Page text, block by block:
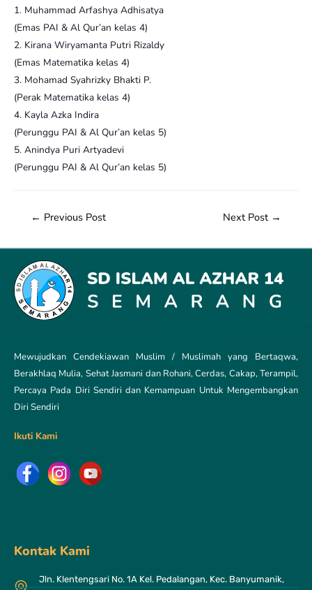
1. Muhammad Arfashya Adhisatya
(Emas PAI & Al Qur’an kelas 4)
2. Kirana Wiryamanta Putri Rizaldy
(Emas Matematika kelas 4)
3. Mohamad Syahrizky Bhakti P.
(Perak Matematika kelas 4)
4. Kayla Azka Indira
(Perunggu PAI & Al Qur’an kelas 5)
5. Anindya Puri Artyadevi
(Perunggu PAI & Al Qur’an kelas 5)
← Previous Post Next Post →
Mewujudkan Cendekiawan Muslim / Muslimah yang Bertaqwa,
Berakhlaq Mulia, Sehat Jasmani dan Rohani, Cerdas, Cakap, Terampil,
Percaya Pada Diri Sendiri dan Kemampuan Untuk Mengembangkan
Diri Sendiri
Ikuti Kami
Kontak Kami
Jln. Klentengsari No. 1A Kel. Pedalangan, Kec. Banyumanik,